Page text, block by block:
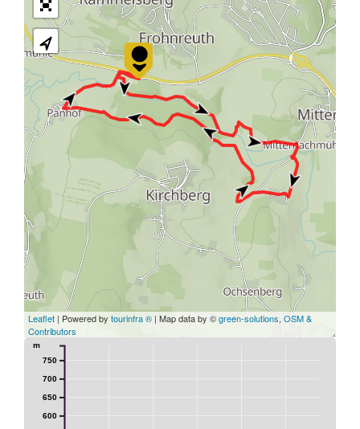
Leaflet| Powered by tourinfra ® | Map data by ©green-solutions, OSM &
Contributors
600
650
700
750
m